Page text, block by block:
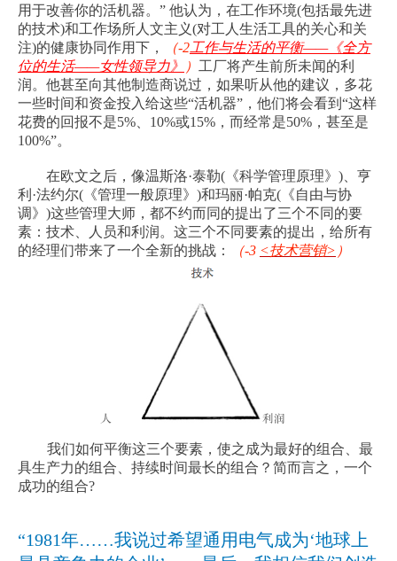
用于改善你的活机器。 ” 他认为，在工作环境(包括最先进
的技术)和工作场所人文主义(对工人生活工具的关心和关
注)的健康协同作用下， （-2 工作与生活的平衡——《全方
位的生活——女性领导力》 ） 工厂将产生前所未闻的利
润。他甚至向其他制造商说过，如果听从他的建议，多花
一些时间和资金投入给这些“活机器” ，他们将会看到 “这样
花费的回报不是5% 10%或15% ，而经常是50% ，甚至是
100%”。
在欧文之后，像温斯洛·泰勒( 《科学管理原理》 ) 、亨
利 ·法约尔( 《管理一般原理》 )和玛丽·帕克( 《自由与协
调》 )这些管理大师，都不约而同的提出了三个不同的要
素：技术、人员和利润。这三个不同要素的提出，给所有
的经理们带来了一个全新的挑战：
（-3 <技术营销> ）
我们如何平衡这三个要素，使之成为最好的组合、最
具生产力的组合、持续时间最长的组合？简而言之，一个
成功的组合?
“1981年……我说过希望通用电气成为‘地球上